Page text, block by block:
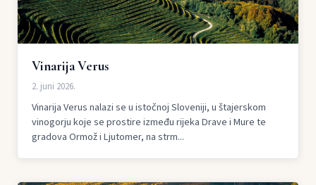
Vinarija Verus
2. juni 2026.
Vinarija Verus nalazi se u istočnoj Sloveniji, u štajerskom
vinogorju koje se prostire između rijeka Drave i Mure te
gradova Ormož i Ljutomer, na strm...